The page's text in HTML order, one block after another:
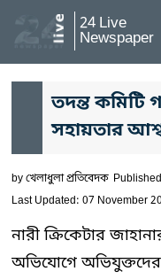
24 Live
Newspaper
তদন্ত কমিটি
সহায়তার
byখেলাধুলা প্রতিবেদক
Last Updated: 07 November
নারী ক্রিকেটার
অভিযোগে অভিযুক্তদের